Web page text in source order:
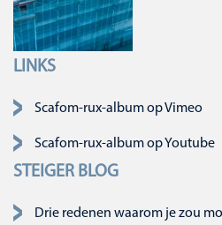
LINKS
Navigatie overslaan
Scafom-rux-album op Vimeo
Scafom-rux-album op Youtube
STEIGER BLOG
Drie redenen waarom je zou